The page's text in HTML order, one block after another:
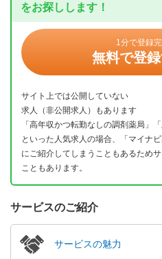
をお探しします！
1分で登録完
無料で登録
サイト上では公開していない
求人（非公開求人）もあります
「高年収かつ転勤なしの調剤薬局」
といった人気求人の場合、「マイナ
にご紹介してしまうこともあるため
こともあります。
サービスのご紹介
サービスの魅力